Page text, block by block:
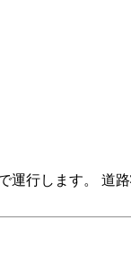
運行します。 道